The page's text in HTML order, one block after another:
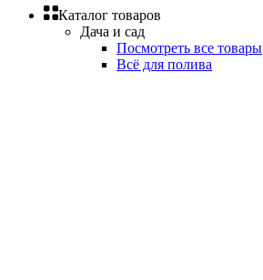
Каталог товаров
Дача и сад
Посмотреть все товары
Всё для полива